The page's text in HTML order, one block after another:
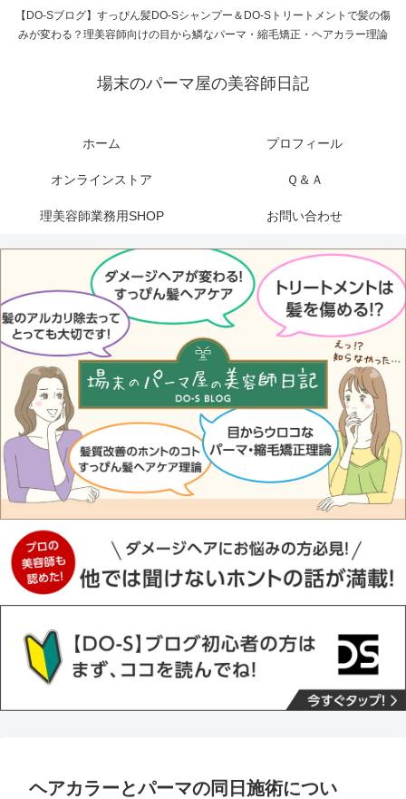
【DO-Sブログ】すっぴん髪DO-Sシャンプー＆DO-Sトリートメントで髪の傷
みが変わる？理美容師向けの目から鱗なパーマ・縮毛矯正・ヘアカラー理論
場末のパーマ屋の美容師日記
ホーム プロフィール
オンラインストア Ｑ＆Ａ
理美容師業務用SHOP お問い合わせ
ヘアカラーとパーマの同日施術につい